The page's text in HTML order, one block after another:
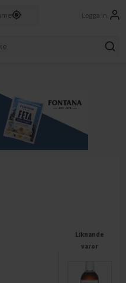
Logga in
Liknande
varor